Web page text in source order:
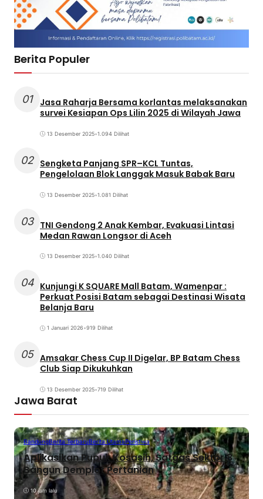
Berita Populer
01
Jasa Raharja Bersama korlantas melaksanakan
survei Kesiapan Ops Lilin 2025 di Wilayah Jawa
13 Desember 2025•1.094 Dilihat
02 Sengketa Panjang SPR–KCL Tuntas,
Pengelolaan Blok Langgak Masuk Babak Baru
13 Desember 2025•1.081 Dilihat
03 TNI Gendong 2 Anak Kembar, Evakuasi Lintasi
Medan Rawan Longsor di Aceh
13 Desember 2025•1.040 Dilihat
04 Kunjungi K SQUARE Mall Batam, Wamenpar :
Perkuat Posisi Batam sebagai Destinasi Wisata
Belanja Baru
1 Januari 2026•919 Dilihat
05 Amsakar Chess Cup II Digelar, BP Batam Chess
Club Siap Dikukuhkan
13 Desember 2025•719 Dilihat
Jawa Barat
BandungBerita TerbaruBerita UtamaPeristiwa
Aplikasikan Pupuk Kosasih, Satgas Sektor 8
Bangun Demplot Pertanian
10 jam lalu